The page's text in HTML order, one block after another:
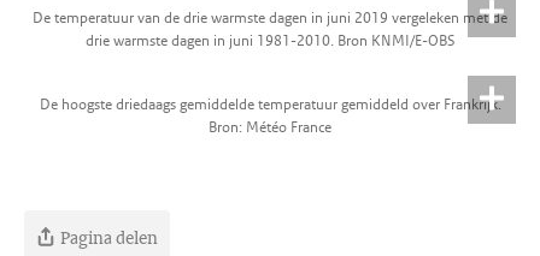
De temperatuur van de drie warmste dagen in juni 2019 vergeleken met de
drie warmste dagen in juni 1981-2010. Bron KNMI/E-OBS
De hoogste driedaags gemiddelde temperatuur gemiddeld over Frankrijk.
Bron: Météo France
Pagina delen